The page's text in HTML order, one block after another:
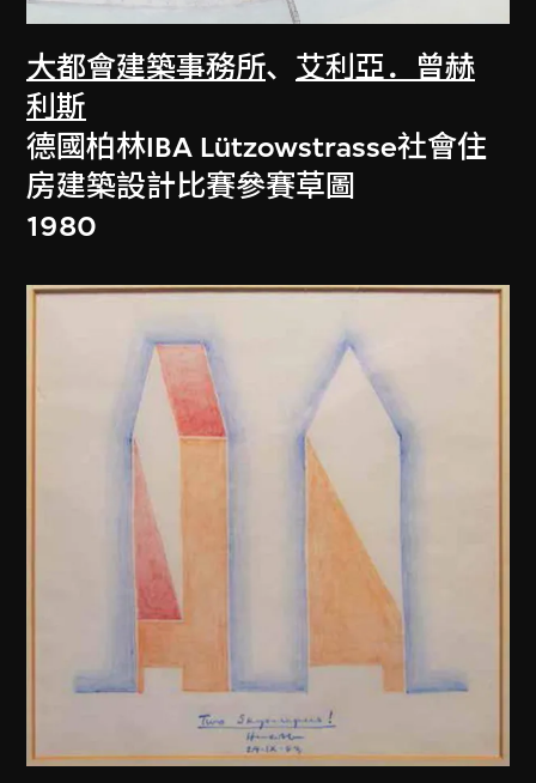
大都會建築事務所、 艾利亞．曾赫
利斯
德國柏林IBA Lützowstrasse社會住
房建築設計比賽參賽草圖
1980